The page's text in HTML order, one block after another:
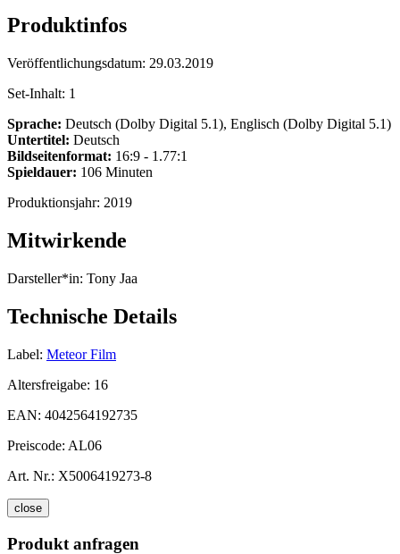
Produktinfos
Veröffentlichungsdatum: 29.03.2019
Set-Inhalt: 1
Sprache: Deutsch (Dolby Digital 5.1), Englisch (Dolby Digital 5.1)
Untertitel: Deutsch
Bildseitenformat: 16:9 - 1.77:1
Spieldauer: 106 Minuten
Produktionsjahr: 2019
Mitwirkende
Darsteller*in: Tony Jaa
Technische Details
Label: Meteor Film
Altersfreigabe: 16
EAN: 4042564192735
Preiscode: AL06
Art. Nr.: X5006419273-8
close
Produkt anfragen